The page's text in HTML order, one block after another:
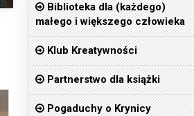
Biblioteka dla (każdego)
małego i większego człowieka
Klub Kreatywności
Partnerstwo dla książki
Pogaduchy o Krynicy